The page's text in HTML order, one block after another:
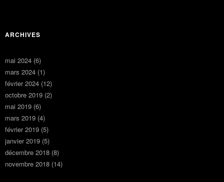
ARCHIVES
mai 2024 (6)
mars 2024 (1)
février 2024 (12)
octobre 2019 (2)
mai 2019 (6)
mars 2019 (4)
février 2019 (5)
janvier 2019 (5)
décembre 2018 (8)
novembre 2018 (14)